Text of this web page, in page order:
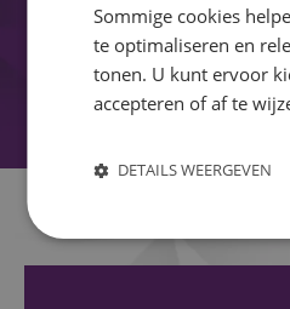
Sommige cookies
te optimaliseren en
tonen. U kunt ervoor
accepteren of af te
DETAILS WEERGEVEN